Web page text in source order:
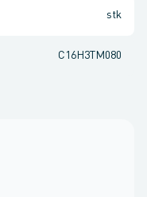
stk
C16H3TM080